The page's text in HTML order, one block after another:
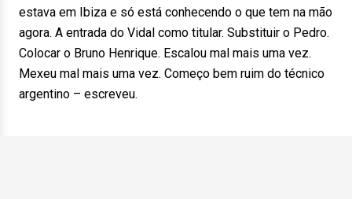
estava em Ibiza e só está conhecendo o que tem na mão
agora. A entrada do Vidal como titular. Substituir o Pedro.
Colocar o Bruno Henrique. Escalou mal mais uma vez.
Mexeu mal mais uma vez. Começo bem ruim do técnico
argentino – escreveu.